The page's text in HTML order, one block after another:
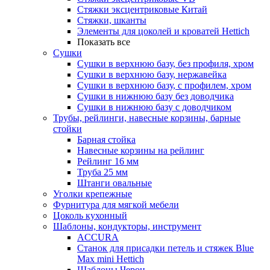
Стяжки эксцентриковые Китай
Стяжки, шканты
Элементы для цоколей и кроватей Hettich
Показать все
Сушки
Сушки в верхнюю базу, без профиля, хром
Сушки в верхнюю базу, нержавейка
Сушки в верхнюю базу, с профилем, хром
Сушки в нижнюю базу без доводчика
Сушки в нижнюю базу с доводчиком
Трубы, рейлинги, навесные корзины, барные
стойки
Барная стойка
Навесные корзины на рейлинг
Рейлинг 16 мм
Труба 25 мм
Штанги овальные
Уголки крепежные
Фурнитура для мягкой мебели
Цоколь кухонный
Шаблоны, кондукторы, инструмент
ACCURA
Станок для присадки петель и стяжек Blue
Max mini Hettich